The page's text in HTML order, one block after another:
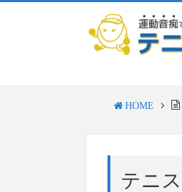
HOME
テニ